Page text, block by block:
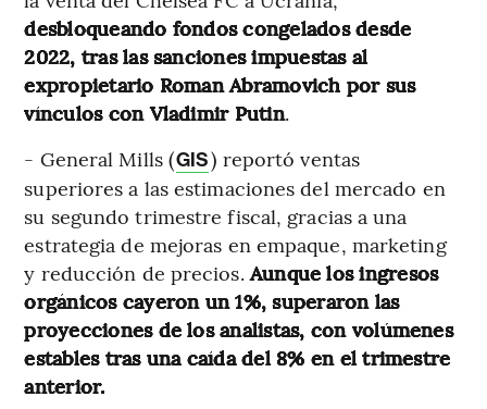
desbloqueando fondos congelados desde
2022, tras las sanciones impuestas al
expropietario Roman Abramovich por sus
vínculos con Vladimir Putin.
- General Mills (GIS) reportó ventas
superiores a las estimaciones del mercado en
su segundo trimestre fiscal, gracias a una
estrategia de mejoras en empaque, marketing
y reducción de precios.Aunque los ingresos
orgánicos cayeron un 1%, superaron las
proyecciones de los analistas, con volúmenes
estables tras una caída del 8% en el trimestre
anterior.